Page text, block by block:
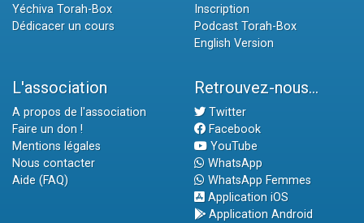
Yéchiva Torah-Box
Dédicacer un cours
Inscription
Podcast Torah-Box
English Version
L'association
A propos de l'association
Faire un don !
Mentions légales
Nous contacter
Aide (FAQ)
Retrouvez-nous...
Twitter
Facebook
YouTube
WhatsApp
WhatsApp Femmes
Application iOS
Application Android